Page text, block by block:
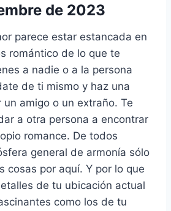
de 2023
parece estar estancada en
romántico de lo que te
a nadie o a la persona
de ti mismo y haz una
un amigo o un extraño. Te
a otra persona a encontrar
romance. De todos
general de armonía sólo
cosas por aquí. Y por lo que
de tu ubicación actual
como los de tu